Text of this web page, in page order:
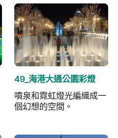
49_海港大通公園彩燈
噴泉和霓虹燈光編織成一
個幻想的空間。